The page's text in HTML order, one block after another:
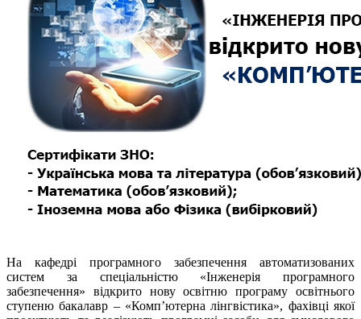
На кафедрі програмного забезпечення автоматизованих
систем за спеціальністю «Інженерія програмного
забезпечення» відкрито нову освітню програму освітнього
ступеню бакалавр – «Комп’ютерна лінгвістика», фахівці якої